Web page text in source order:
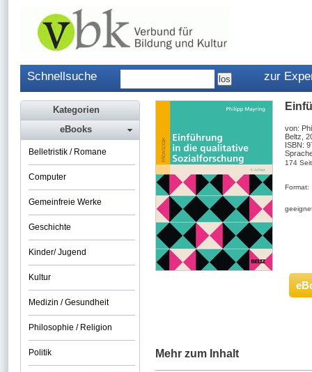
Schnellsuche zur
von:
Beltz,
ISBN:
174
Format:
Mehr zum Inhalt
Kategorien
eBooks
Belletristik / Romane
Computer
Gemeinfreie Werke
Geschichte
Kinder/ Jugend
Kultur
Medizin / Gesundheit
Philosophie / Religion
Politik